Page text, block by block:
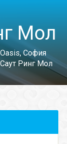
Мол
София
Ринг Мол